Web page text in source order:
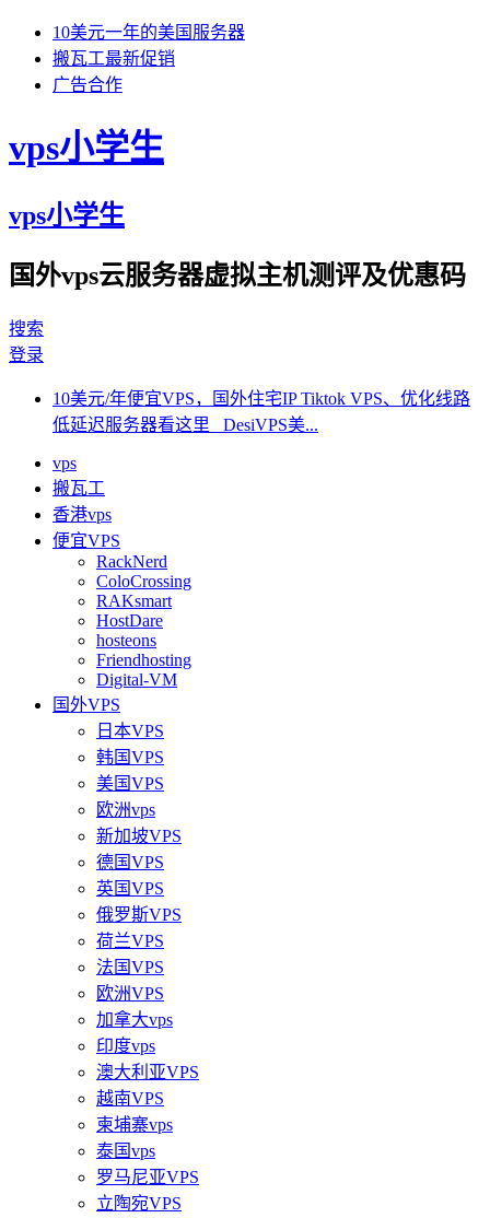
10美元一年的美国服务器
搬瓦工最新促销
广告合作
vps小学生
vps小学生
国外vps云服务器虚拟主机测评及优惠码
搜索
登录
10美元/年便宜VPS，国外住宅IP Tiktok VPS、优化线路
低延迟服务器看这里 DesiVPS美...
vps
搬瓦工
香港vps
便宜VPS
RackNerd
ColoCrossing
RAKsmart
HostDare
hosteons
Friendhosting
Digital-VM
国外VPS
日本VPS
韩国VPS
美国VPS
欧洲vps
新加坡VPS
德国VPS
英国VPS
俄罗斯VPS
荷兰VPS
法国VPS
欧洲VPS
加拿大vps
印度vps
澳大利亚VPS
越南VPS
柬埔寨vps
泰国vps
罗马尼亚VPS
立陶宛VPS